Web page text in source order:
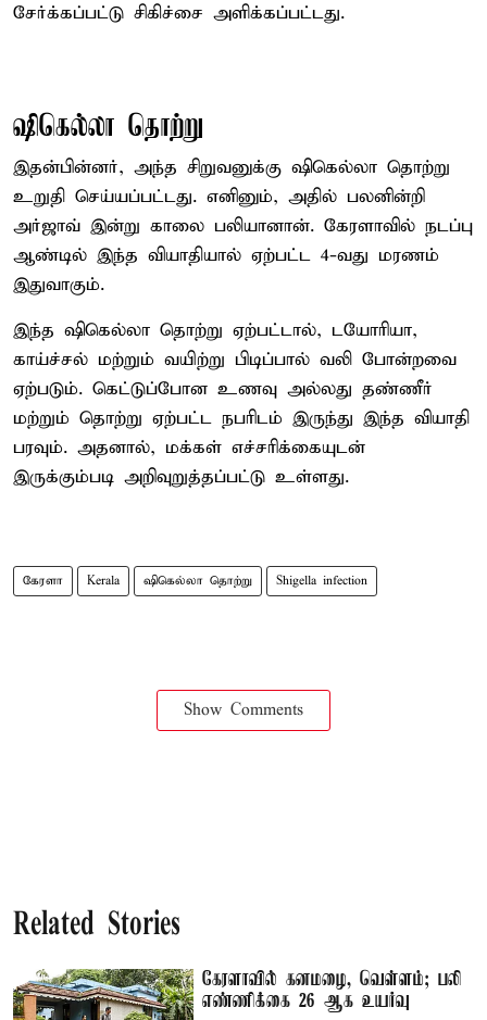
சேர்க்கப்பட்டு சிகிச்சை அளிக்கப்பட்டது.
ஷிகெல்லா தொற்று
இதன்பின்னர், அந்த சிறுவனுக்கு ஷிகெல்லா தொற்று
உறுதி செய்யப்பட்டது. எனினும், அதில் பலனின்றி
அர்ஜாவ் இன்று காலை பலியானான். கேரளாவில் நடப்பு
ஆண்டில் இந்த வியாதியால் ஏற்பட்ட 4-வது மரணம்
இதுவாகும்.
இந்த ஷிகெல்லா தொற்று ஏற்பட்டால், டயோரியா,
காய்ச்சல் மற்றும் வயிற்று பிடிப்பால் வலி போன்றவை
ஏற்படும். கெட்டுப்போன உணவு அல்லது தண்ணீர்
மற்றும் தொற்று ஏற்பட்ட நபரிடம் இருந்து இந்த வியாதி
பரவும். அதனால், மக்கள் எச்சரிக்கையுடன்
இருக்கும்படி அறிவுறுத்தப்பட்டு உள்ளது.
கேரளா Kerala ஷிகெல்லா தொற்று Shigella infection
Show Comments
Related Stories
கேரளாவில் கனமழை, வெள்ளம்; பலி
எண்ணிக்கை 26 ஆக உயர்வு